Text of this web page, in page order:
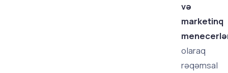
və
marketinq
olaraq
rəqəmsal